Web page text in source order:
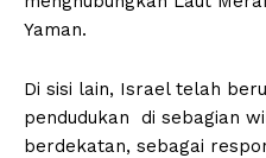
Yaman.
Di sisi lain, Israel telah
pendudukan di sebagian
berdekatan, sebagai